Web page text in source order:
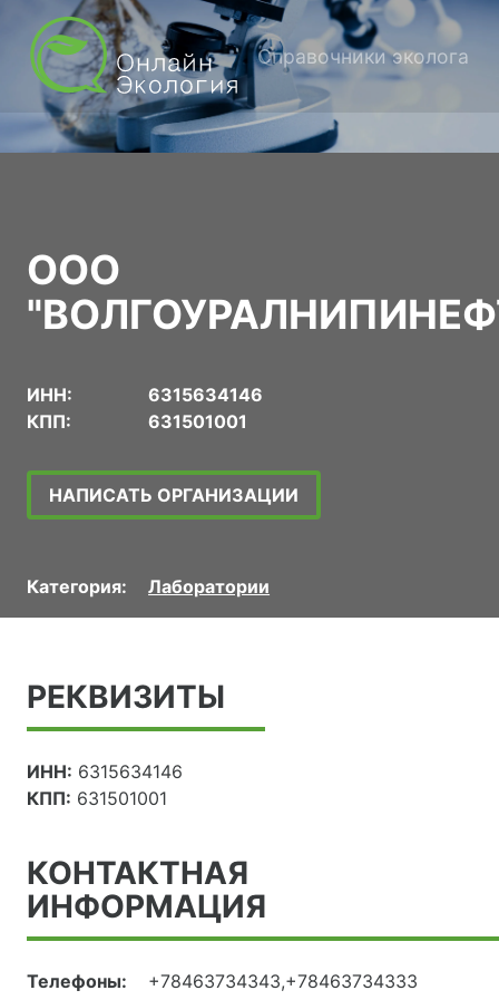
Справочники эколога
ООО
ИНН:
6315634146
КПП:
631501001
НАПИСАТЬ ОРГАНИЗАЦИИ
Категория: Лаборатории
РЕКВИЗИТЫ
ИНН: 6315634146
КПП: 631501001
КОНТАКТНАЯ
ИНФОРМАЦИЯ
Телефоны:
+78463734343,+78463734333